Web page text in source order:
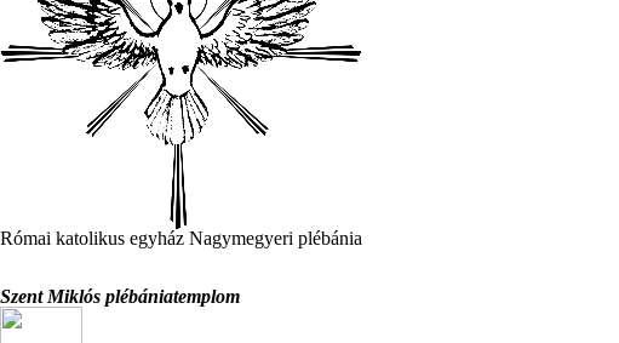
Római katolikus egyház Nagymegyeri plébánia
Szent Miklós plébániatemplom